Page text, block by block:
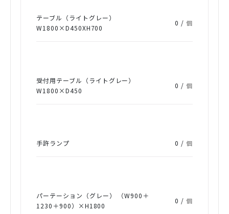
テーブル（ライトグレー）
W1800×D450XH700
0 /個
受付用テーブル（ライトグレー）
W1800×D450
0 /個
手許ランプ 0 /個
パーテーション（グレー） （W900＋
1230＋900）×H1800
0 /個